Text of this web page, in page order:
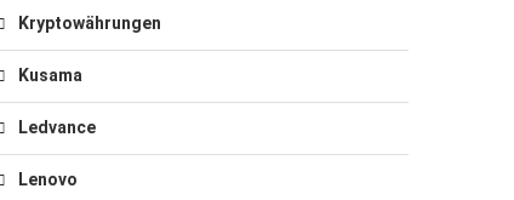
Kryptowährungen
Kusama
Ledvance
Lenovo